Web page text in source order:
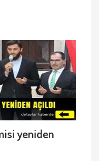
yeniden